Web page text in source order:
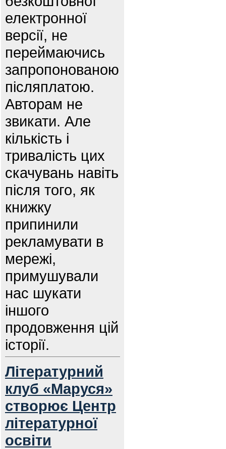
електронної
версії, не
переймаючись
запропонованою
післяплатою.
Авторам не
звикати. Але
кількість і
тривалість цих
скачувань навіть
після того, як
книжку
припинили
рекламувати в
мережі,
примушували
нас шукати
іншого
продовження цій
історії.
Літературний
клуб «Маруся»
створює Центр
літературної
освіти